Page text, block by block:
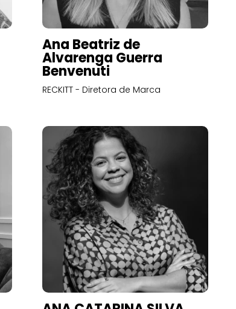
Ana Beatriz de
Alvarenga Guerra
Benvenuti
RECKITT - Diretora de Marca